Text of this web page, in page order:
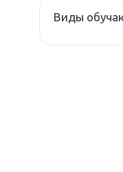
Виды